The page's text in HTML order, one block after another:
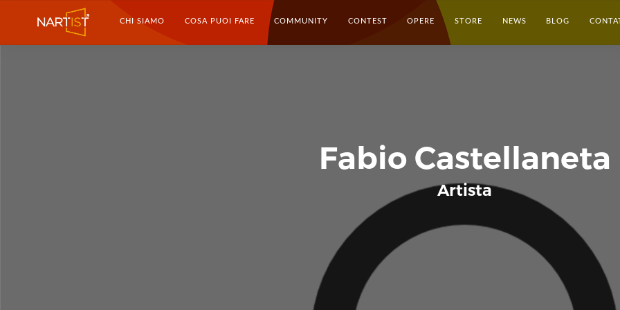
CHI SIAMO COSA PUOI FARE COMMUNITY CONTEST OPERE STORE NEWS BLOG
Fabio Castellaneta
Artista